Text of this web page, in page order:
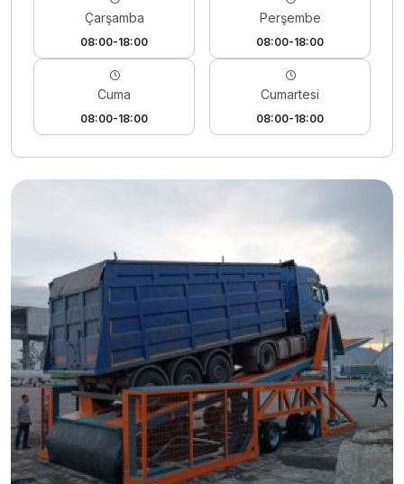
Çarşamba
08:00-18:00
Perşembe
08:00-18:00
Cuma
08:00-18:00
Cumartesi
08:00-18:00